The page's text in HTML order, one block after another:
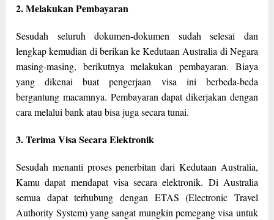
2. Melakukan Pembayaran
Sesudah seluruh dokumen-dokumen sudah selesai dan
lengkap kemudian di berikan ke Kedutaan Australia di Negara
masing-masing, berikutnya melakukan pembayaran. Biaya
yang dikenai buat pengerjaan visa ini berbeda-beda
bergantung macamnya. Pembayaran dapat dikerjakan dengan
cara melalui bank atau bisa juga secara tunai.
3. Terima Visa Secara Elektronik
Sesudah menanti proses penerbitan dari Kedutaan Australia,
Kamu dapat mendapat visa secara elektronik. Di Australia
semua dapat terhubung dengan ETAS (Electronic Travel
Authority System) yang sangat mungkin pemegang visa untuk